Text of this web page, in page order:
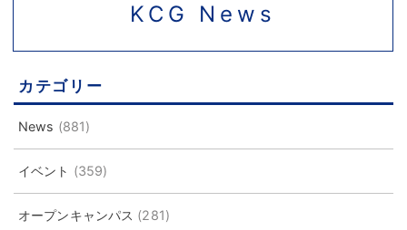
KCG News
カテゴリー
News (881)
イベント (359)
オープンキャンパス (281)